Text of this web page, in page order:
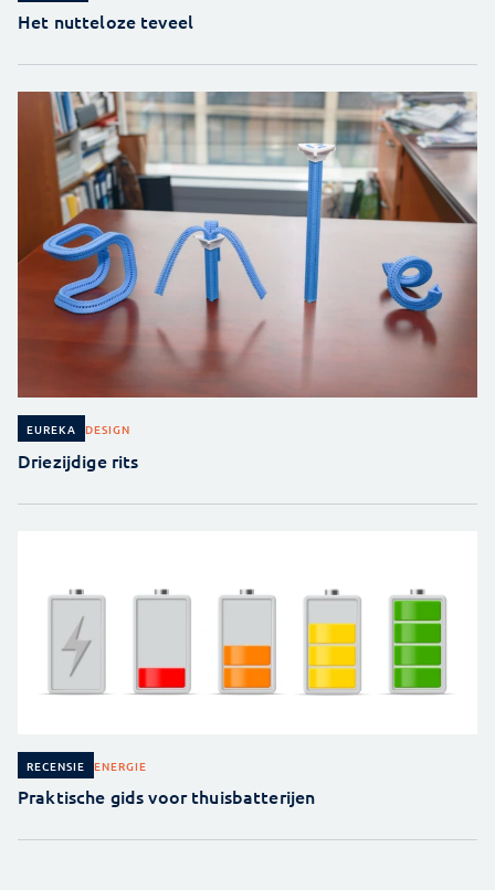
Het nutteloze teveel
EUREKA DESIGN
Driezijdige rits
RECENSIE ENERGIE
Praktische gids voor thuisbatterijen